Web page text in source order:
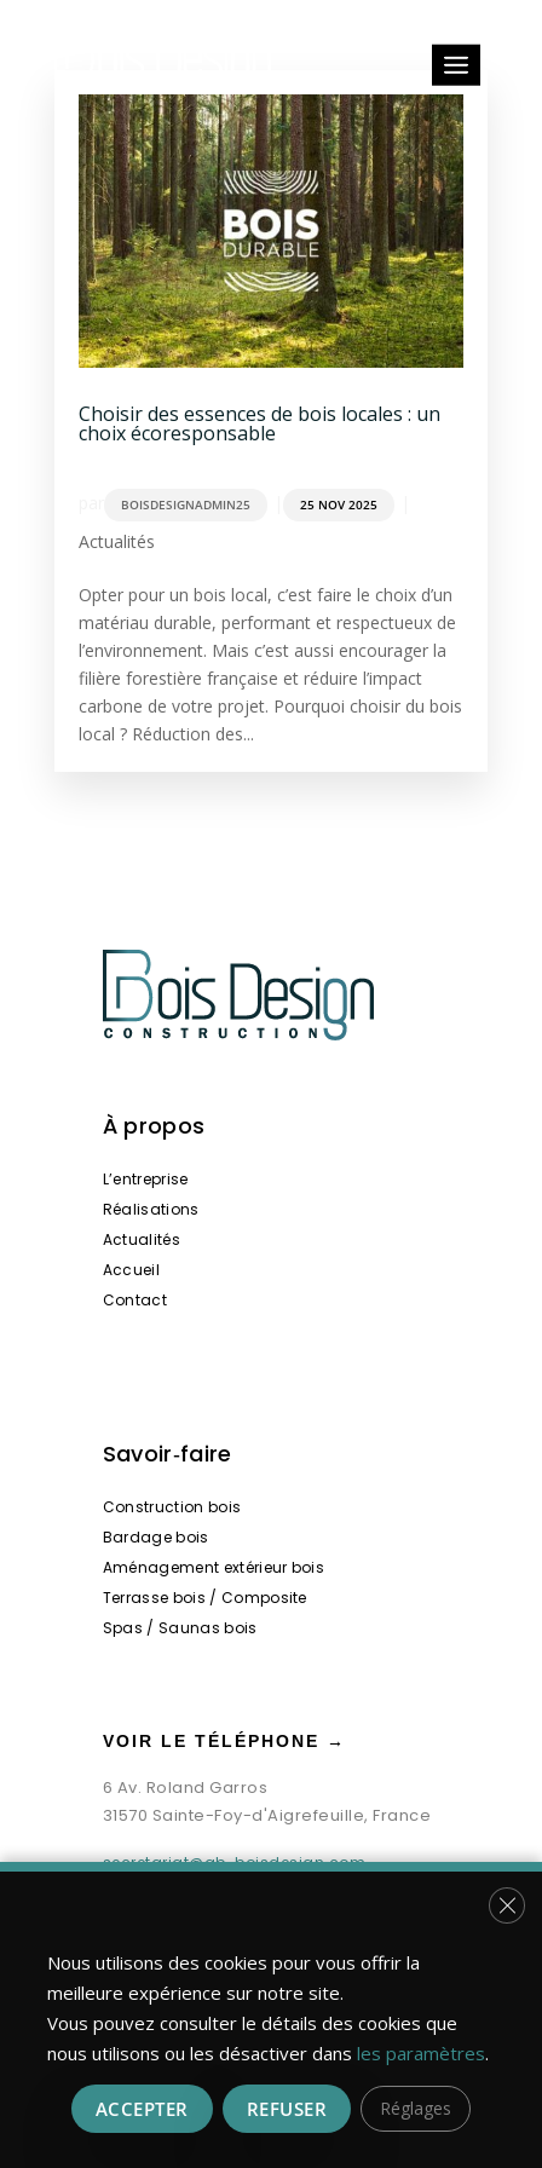
Choisir des essences de bois locales : un
choix écoresponsable
BOISDESIGNADMIN25 25 NOV 2025
Actualités
Opter pour un bois local, c’est faire le choix d’un
matériau durable, performant et respectueux de
l’environnement. Mais c’est aussi encourager la
filière forestière française et réduire l’impact
carbone de votre projet. Pourquoi choisir du bois
local ? Réduction des...
À propos
L’entreprise
Réalisations
Actualités
Accueil
Contact
Savoir‑faire
Construction bois
Bardage bois
Aménagement extérieur bois
Terrasse bois / Composite
Spas / Saunas bois
VOIR LE TÉLÉPHONE →
6 Av. Roland Garros
31570 Sainte-Foy-d'Aigrefeuille, France
secretariat@gb-boisdesign.com
Bois Design Construction ©2026 | Tous droits réservés.
Nous utilisons des cookies pour vous offrir la
meilleure expérience sur notre site.
Vous pouvez consulter le détails des cookies que
nous utilisons ou les désactiver dans les paramètres.
ACCEPTER REFUSER Réglages